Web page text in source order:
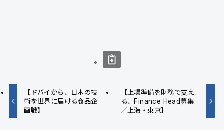
【ドバイから、日本の技
術を世界に届ける商品企
画職】
【上場準備を財務で支え
る、Finance Head募集
／上海・東京】